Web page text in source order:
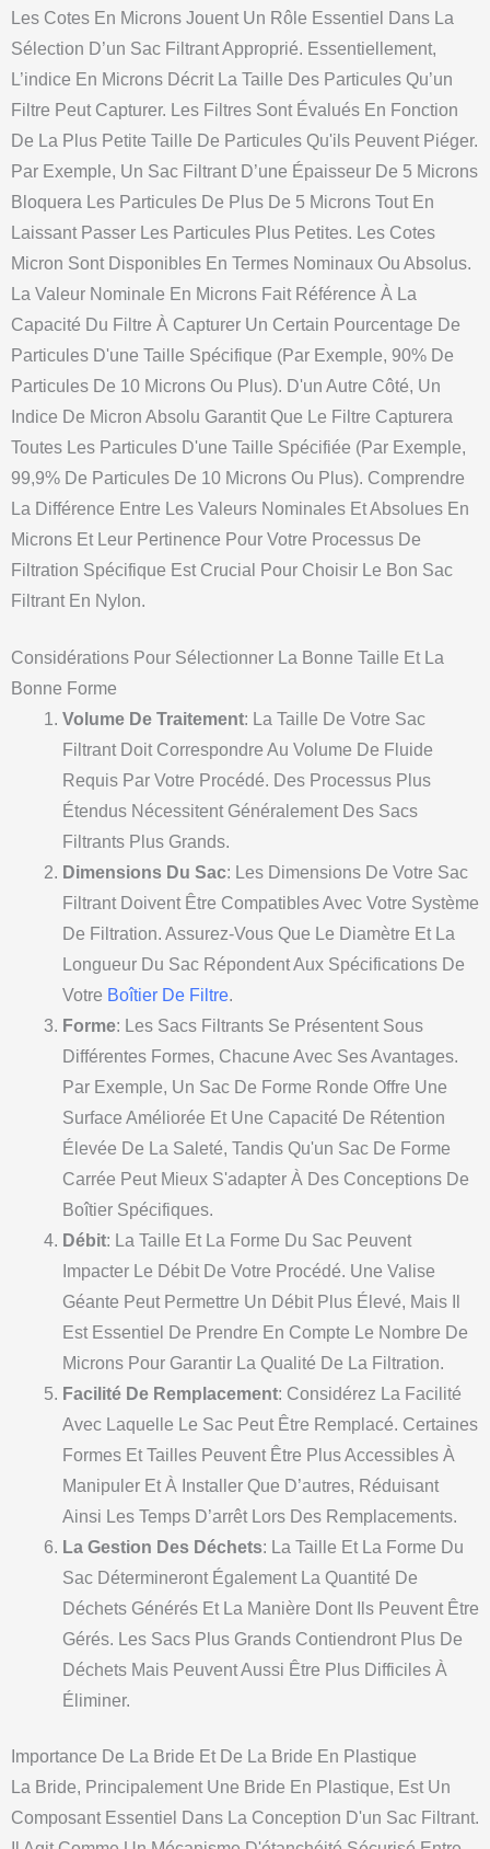
Les Cotes En Microns Jouent Un Rôle Essentiel Dans La
Sélection D’un Sac Filtrant Approprié. Essentiellement,
L’indice En Microns Décrit La Taille Des Particules Qu’un
Filtre Peut Capturer. Les Filtres Sont Évalués En Fonction
De La Plus Petite Taille De Particules Qu'ils Peuvent Piéger.
Par Exemple, Un Sac Filtrant D’une Épaisseur De 5 Microns
Bloquera Les Particules De Plus De 5 Microns Tout En
Laissant Passer Les Particules Plus Petites. Les Cotes
Micron Sont Disponibles En Termes Nominaux Ou Absolus.
La Valeur Nominale En Microns Fait Référence À La
Capacité Du Filtre À Capturer Un Certain Pourcentage De
Particules D'une Taille Spécifique (par Exemple, 90% De
Particules De 10 Microns Ou Plus). D'un Autre Côté, Un
Indice De Micron Absolu Garantit Que Le Filtre Capturera
Toutes Les Particules D'une Taille Spécifiée (par Exemple,
99,9% De Particules De 10 Microns Ou Plus). Comprendre
La Différence Entre Les Valeurs Nominales Et Absolues En
Microns Et Leur Pertinence Pour Votre Processus De
Filtration Spécifique Est Crucial Pour Choisir Le Bon Sac
Filtrant En Nylon.
Considérations Pour Sélectionner La Bonne Taille Et La
Bonne Forme
Volume De Traitement: La Taille De Votre Sac
Filtrant Doit Correspondre Au Volume De Fluide
Requis Par Votre Procédé. Des Processus Plus
Étendus Nécessitent Généralement Des Sacs
Filtrants Plus Grands.
Dimensions Du Sac: Les Dimensions De Votre Sac
Filtrant Doivent Être Compatibles Avec Votre Système
De Filtration. Assurez-Vous Que Le Diamètre Et La
Longueur Du Sac Répondent Aux Spécifications De
Votre Boîtier De Filtre.
Forme: Les Sacs Filtrants Se Présentent Sous
Différentes Formes, Chacune Avec Ses Avantages.
Par Exemple, Un Sac De Forme Ronde Offre Une
Surface Améliorée Et Une Capacité De Rétention
Élevée De La Saleté, Tandis Qu'un Sac De Forme
Carrée Peut Mieux S'adapter À Des Conceptions De
Boîtier Spécifiques.
Débit: La Taille Et La Forme Du Sac Peuvent
Impacter Le Débit De Votre Procédé. Une Valise
Géante Peut Permettre Un Débit Plus Élevé, Mais Il
Est Essentiel De Prendre En Compte Le Nombre De
Microns Pour Garantir La Qualité De La Filtration.
Facilité De Remplacement: Considérez La Facilité
Avec Laquelle Le Sac Peut Être Remplacé. Certaines
Formes Et Tailles Peuvent Être Plus Accessibles À
Manipuler Et À Installer Que D’autres, Réduisant
Ainsi Les Temps D’arrêt Lors Des Remplacements.
La Gestion Des Déchets: La Taille Et La Forme Du
Sac Détermineront Également La Quantité De
Déchets Générés Et La Manière Dont Ils Peuvent Être
Gérés. Les Sacs Plus Grands Contiendront Plus De
Déchets Mais Peuvent Aussi Être Plus Difficiles À
Éliminer.
Importance De La Bride Et De La Bride En Plastique
La Bride, Principalement Une Bride En Plastique, Est Un
Composant Essentiel Dans La Conception D'un Sac Filtrant.